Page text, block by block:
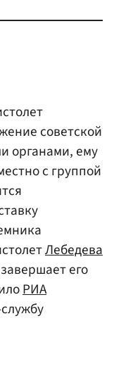
советской
органами, ему
с группой
Лебедева
его
РИА